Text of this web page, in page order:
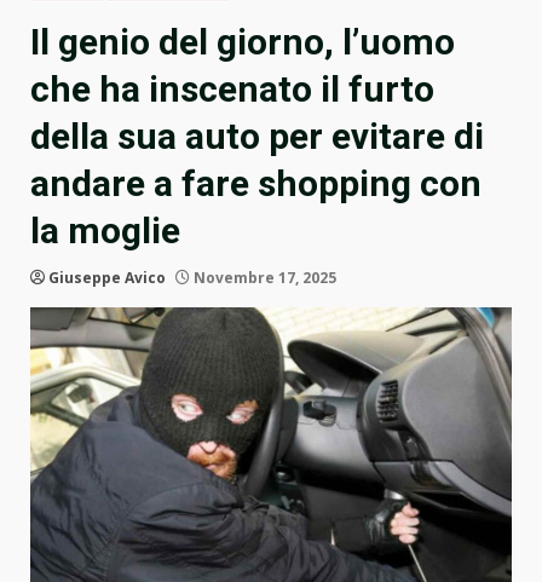
Il genio del giorno, l’uomo
che ha inscenato il furto
della sua auto per evitare di
andare a fare shopping con
la moglie
Giuseppe Avico Novembre 17, 2025